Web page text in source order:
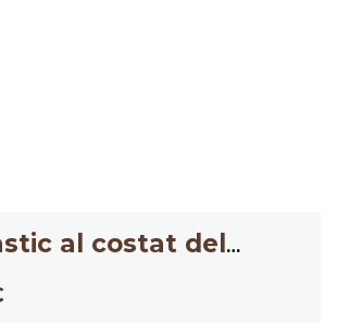
al costat del